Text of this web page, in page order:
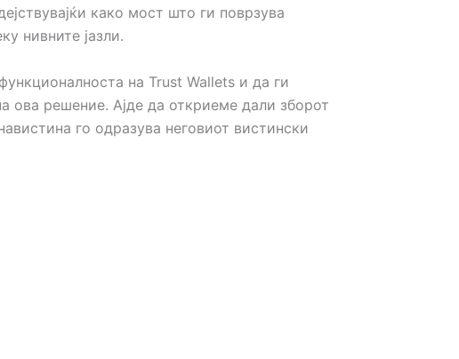
како мост што ги поврзува
нивните јазли.
на Trust Wallets и да ги
ова решение. Ајде да откриеме дали зборот
го одразува неговиот вистински